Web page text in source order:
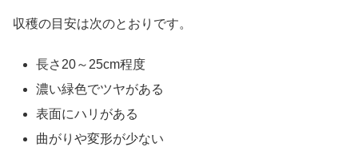
収穫の目安は次のとおりです。
長さ20～25cm程度
濃い緑色でツヤがある
表面にハリがある
曲がりや変形が少ない